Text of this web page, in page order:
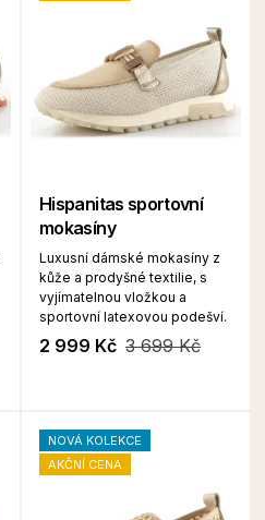
Hispanitas sportovní
mokasíny
Luxusní dámské mokasíny z
kůže a prodyšné textilie, s
vyjímatelnou vložkou a
sportovní latexovou podešví.
2 999 Kč 3 699 Kč
NOVÁ KOLEKCE
AKČNÍ CENA